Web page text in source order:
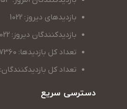
بازدیدهای دیروز: 1022
بازدیدکنندگان دیروز: 1022
تعداد کل بازدیدها: 1617360
تعداد کل بازدیدکنندگان: 221972
دسترسی سریع